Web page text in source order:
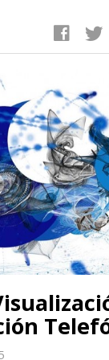
facebook twitter